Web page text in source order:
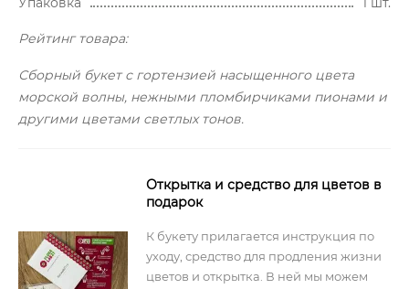
Рейтинг товара:
Сборный букет с гортензией насыщенного цвета
морской волны, нежными пломбирчиками пионами и
другими цветами светлых тонов.
Открытка и средство для цветов в
подарок
К букету прилагается инструкция по
уходу, средство для продления жизни
цветов и открытка. В ней мы можем